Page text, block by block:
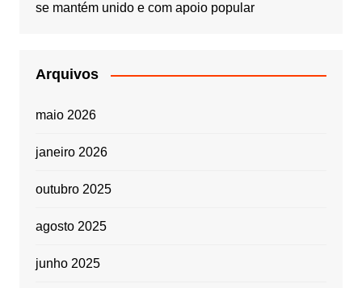
se mantém unido e com apoio popular
Arquivos
maio 2026
janeiro 2026
outubro 2025
agosto 2025
junho 2025